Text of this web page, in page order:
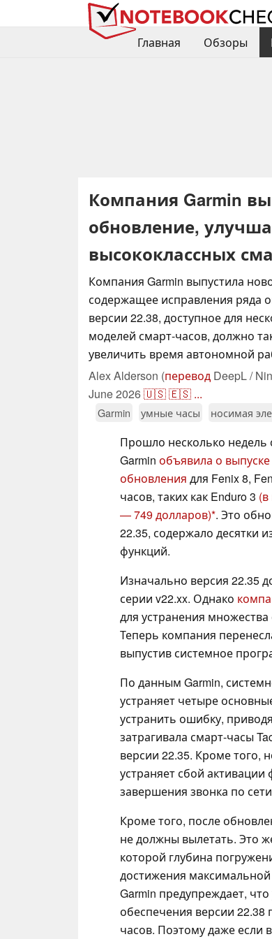
Главная
Обзоры
Компания Garmin
обновление,
высококлассных
Компания Garmin выпустила
содержащее исправления ряда
версии 22.38, доступное для
моделей смарт-часов, должно
увеличить время автономной
Alex Alderson (перевод DeepL /
June 2026🇺🇸🇪🇸 ...
Garmin умные часы носимая
Прошло несколько недель
Garmin объявила о
обновления для Fenix 8,
часов, таких как Enduro 3
— 749 долларов) . Это
22.35, содержало десятки
функций.
Изначально версия 22.35
серии v22.xx. Однако
для устранения
Теперь компания
выпустив системное
По данным Garmin,
устраняет четыре
устранить ошибку,
затрагивала смарт-часы
версии 22.35. Кроме того,
устраняет сбой
завершения звонка по
Кроме того, после
не должны вылетать. Это
которой глубина
достижения
Garmin предупреждает,
обеспечения версии
часов. Поэтому даже если